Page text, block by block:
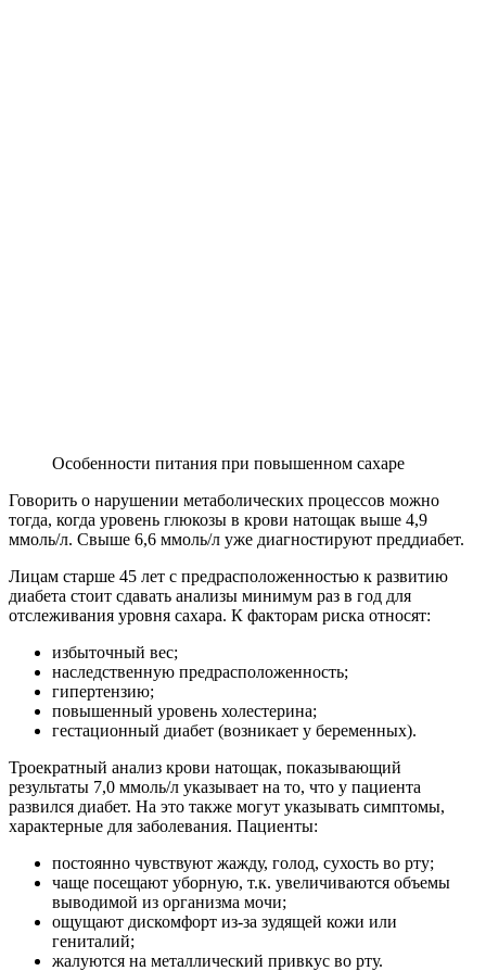
Особенности питания при повышенном сахаре
Говорить о нарушении метаболических процессов можно
тогда, когда уровень глюкозы в крови натощак выше 4,9
ммоль/л. Свыше 6,6 ммоль/л уже диагностируют преддиабет.
Лицам старше 45 лет с предрасположенностью к развитию
диабета стоит сдавать анализы минимум раз в год для
отслеживания уровня сахара. К факторам риска относят:
избыточный вес;
наследственную предрасположенность;
гипертензию;
повышенный уровень холестерина;
гестационный диабет (возникает у беременных).
Троекратный анализ крови натощак, показывающий
результаты 7,0 ммоль/л указывает на то, что у пациента
развился диабет. На это также могут указывать симптомы,
характерные для заболевания. Пациенты:
постоянно чувствуют жажду, голод, сухость во рту;
чаще посещают уборную, т.к. увеличиваются объемы
выводимой из организма мочи;
ощущают дискомфорт из-за зудящей кожи или
гениталий;
жалуются на металлический привкус во рту.